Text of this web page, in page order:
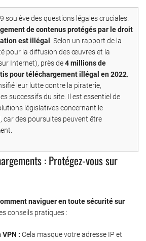
soulève des questions légales cruciales.
de contenus protégés par le droit
est illégal
. Selon un rapport de la
pour la diffusion des œuvres et la
Internet), près de4 millions de
pour téléchargement illégal en 2022
leur lutte contre la piraterie,
successifs du site. Il est essentiel de
législatives concernant le
car des poursuites peuvent être
: Protégez-vous sur
naviguer en toute sécurité sur
conseils pratiques :
: Cela masque votre adresse IP et